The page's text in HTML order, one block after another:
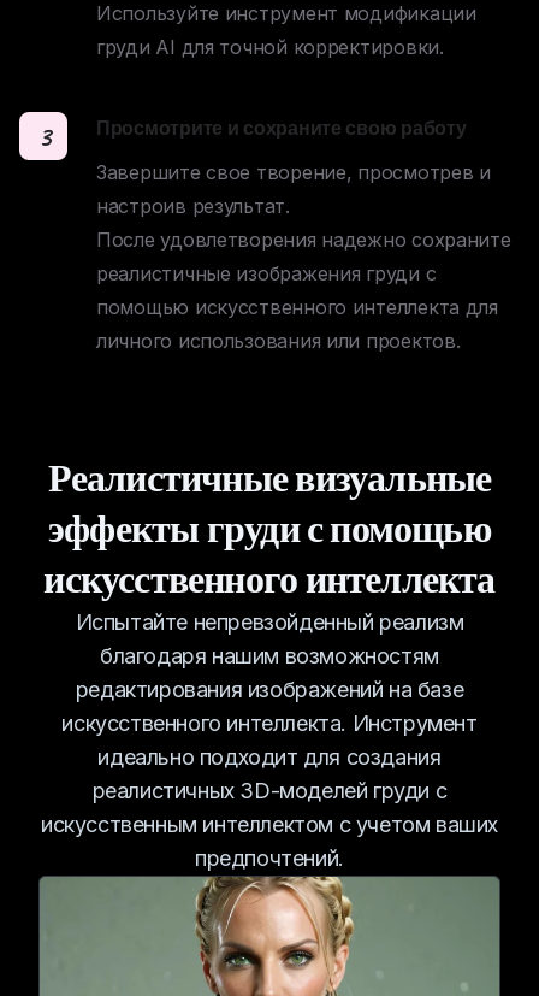
Используйте инструмент модификации
груди AI для точной корректировки.
3 Просмотрите и сохраните свою работу
Завершите свое творение, просмотрев и
настроив результат.
После удовлетворения надежно сохраните
реалистичные изображения груди с
помощью искусственного интеллекта для
личного использования или проектов.
Реалистичные визуальные
эффекты груди с помощью
искусственного интеллекта
Испытайте непревзойденный реализм
благодаря нашим возможностям
редактирования изображений на базе
искусственного интеллекта. Инструмент
идеально подходит для создания
реалистичных 3D-моделей груди с
искусственным интеллектом с учетом ваших
предпочтений.